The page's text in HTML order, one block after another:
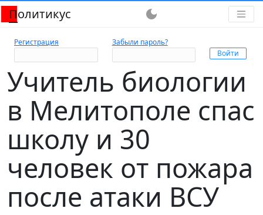
Политикус dark_mode
Регистрация Забыли пароль?
Учитель биологии
в Мелитополе спас
школу и 30
человек от пожара
после атаки ВСУ